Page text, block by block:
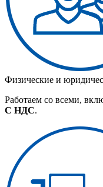
Физические и
Работаем со всеми,
С НДС.